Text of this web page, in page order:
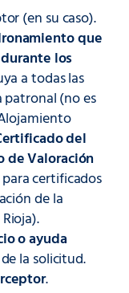
(en su caso).
que
los
a todas las
patronal (no es
del
de Valoración
certificados
de la
o ayuda
la solicitud.
.